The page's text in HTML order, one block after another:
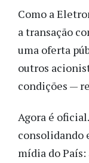
Como a
a transação
uma oferta
outros
condições —
Agora é
consolidando
mídia do